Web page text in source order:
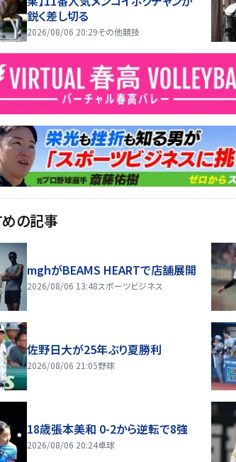
鋭く差し切る
2026/08/06 20:29その他競技
の記事
mghがBEAMS HEARTで店舗展開
2026/08/06 13:48スポーツビジネス
佐野日大が25年ぶり夏勝利
2026/08/06 21:05野球
18歳張本美和 0-2から逆転で8強
2026/08/06 20:24卓球